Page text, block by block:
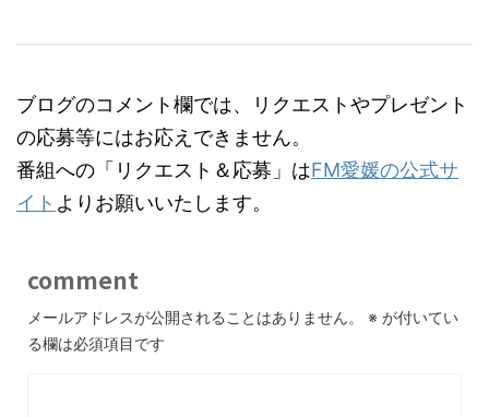
ブログのコメント欄では、リクエストやプレゼント
の応募等にはお応えできません。
番組への「リクエスト＆応募」はFM愛媛の公式サ
イト よりお願いいたします。
comment
メールアドレスが公開されることはありません。 ※ が付いてい
る欄は必須項目です